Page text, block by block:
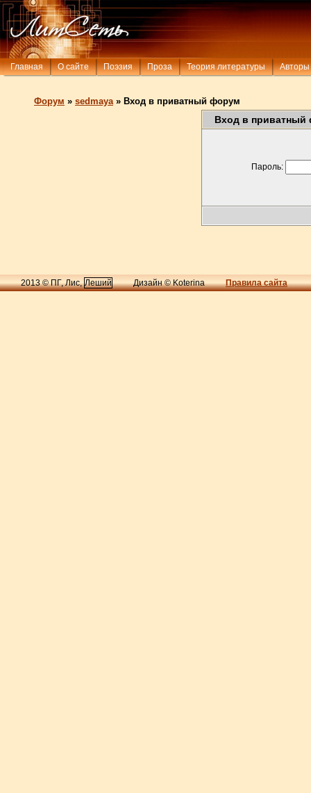
Главная О сайте Поэзия Проза Теория литературы Авторы
Форум » sedmaya » Вход в приватный форум
Вход в приватный
Пароль:
2013 © ПГ, Лис,Леший Дизайн © Koterina Правила сайта